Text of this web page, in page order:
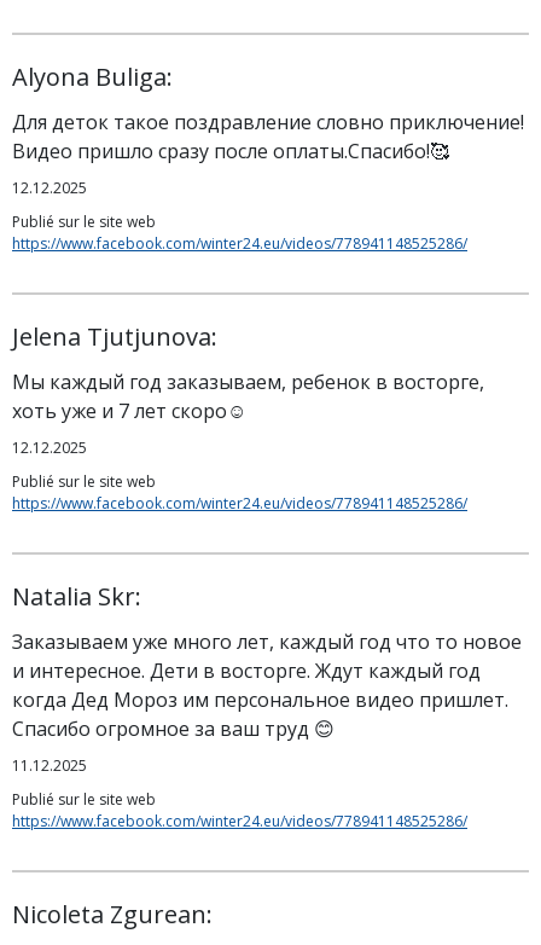
Alyona Buliga:
Для деток такое поздравление словно приключение!
Видео пришло сразу после оплаты.Спасибо!🥰
12.12.2025
Publié sur le site web
https://www.facebook.com/winter24.eu/videos/778941148525286/
Jelena Tjutjunova:
Мы каждый год заказываем, ребенок в восторге,
хоть уже и 7 лет скоро☺️
12.12.2025
Publié sur le site web
https://www.facebook.com/winter24.eu/videos/778941148525286/
Natalia Skr:
Заказываем уже много лет, каждый год что то новое
и интересное. Дети в восторге. Ждут каждый год
когда Дед Мороз им персональное видео пришлет.
Спасибо огромное за ваш труд 😊
11.12.2025
Publié sur le site web
https://www.facebook.com/winter24.eu/videos/778941148525286/
Nicoleta Zgurean: